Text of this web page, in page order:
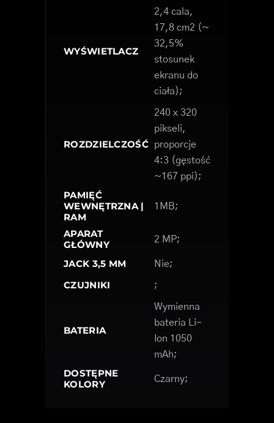
WYŚWIETLACZ
2,4 cala,
17,8 cm2 (~
32,5%
stosunek
ekranu do
ciała);
ROZDZIELCZOŚĆ
240 x 320
pikseli,
proporcje
4:3 (gęstość
~167 ppi);
PAMIĘĆ
WEWNĘTRZNA |
RAM
1MB;
APARAT
GŁÓWNY
2 MP;
JACK 3,5 MM Nie;
CZUJNIKI ;
BATERIA
Wymienna
bateria Li-
Ion 1050
mAh;
DOSTĘPNE
KOLORY
Czarny;